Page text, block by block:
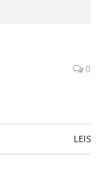
0
LEIS